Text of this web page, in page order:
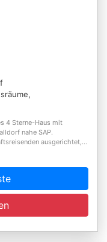
4 Sterne-Haus mit
nahe SAP.
ausgerichtet,...